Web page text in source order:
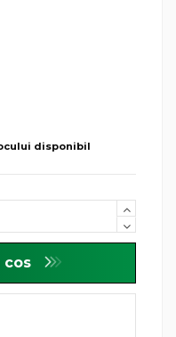
disponibil
cos